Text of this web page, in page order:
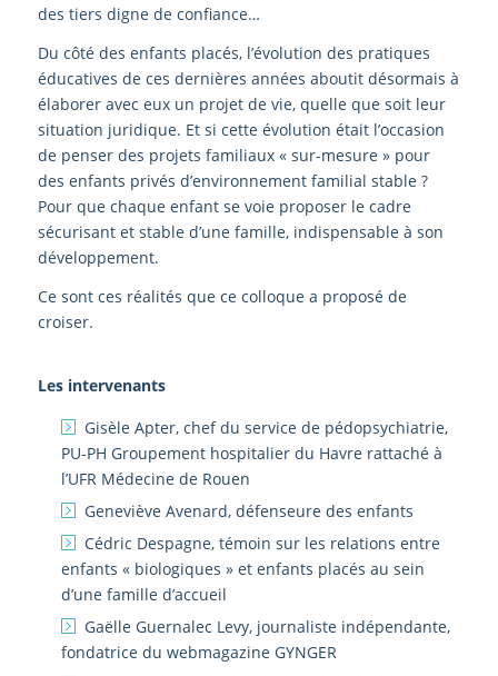
des tiers digne de confiance…
Du côté des enfants placés, l’évolution des pratiques
éducatives de ces dernières années aboutit désormais à
élaborer avec eux un projet de vie, quelle que soit leur
situation juridique. Et si cette évolution était l’occasion
de penser des projets familiaux « sur-mesure » pour
des enfants privés d’environnement familial stable ?
Pour que chaque enfant se voie proposer le cadre
sécurisant et stable d’une famille, indispensable à son
développement.
Ce sont ces réalités que ce colloque a proposé de
croiser.
Les intervenants
Gisèle Apter, chef du service de pédopsychiatrie,
PU-PH Groupement hospitalier du Havre rattaché à
l’UFR Médecine de Rouen
Geneviève Avenard, défenseure des enfants
Cédric Despagne, témoin sur les relations entre
enfants « biologiques » et enfants placés au sein
d’une famille d’accueil
Gaëlle Guernalec Levy, journaliste indépendante,
fondatrice du webmagazine GYNGER